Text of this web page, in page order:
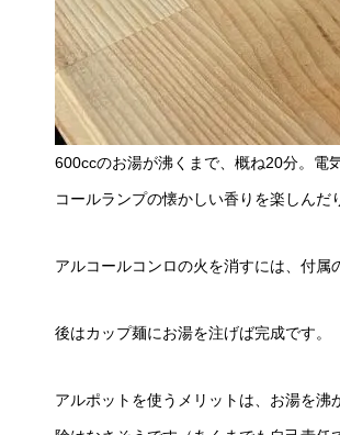
600ccのお湯が沸くまで、概ね20分。電
コールランプの懐かしい香りを楽しんだ
アルコールコンロの火を消すには、付属
後はカップ麺にお湯を注げば完成です。
アルポットを使うメリットは、お湯を